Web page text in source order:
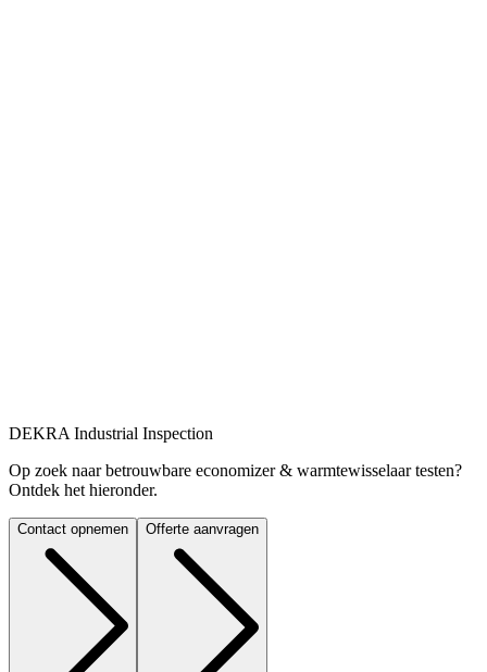
DEKRA Industrial Inspection
Op zoek naar betrouwbare economizer & warmtewisselaar testen?
Ontdek het hieronder.
Contact opnemen Offerte aanvragen